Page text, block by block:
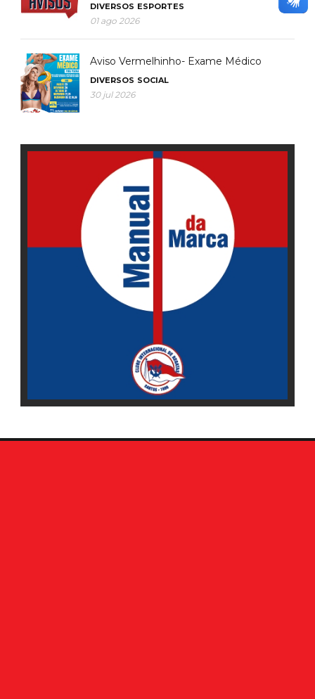
DIVERSOS ESPORTES
01 ago 2026
Aviso Vermelhinho- Exame Médico
DIVERSOS SOCIAL
30 jul 2026